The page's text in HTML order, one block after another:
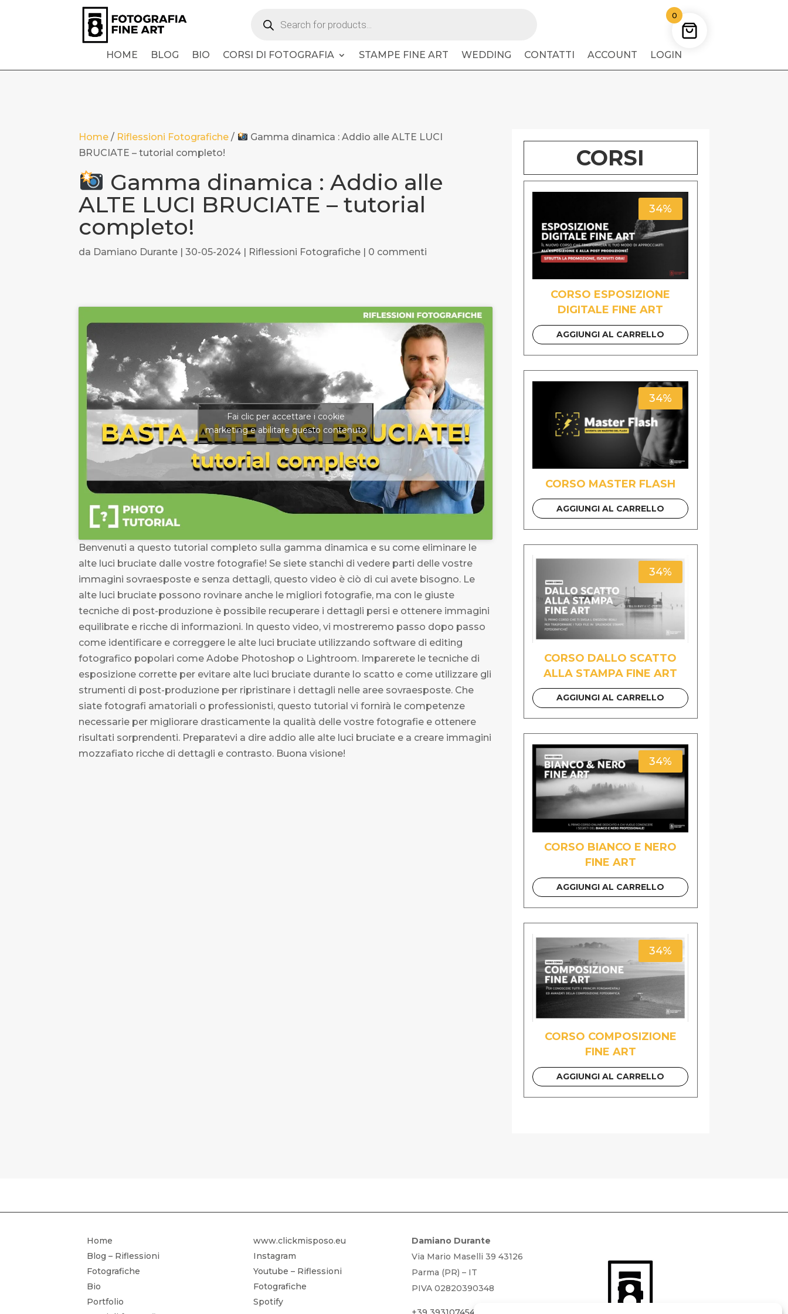
search
HOME BLOG BIO CORSI DI FOTOGRAFIA STAMPE FINE ART WEDDING CONTATTI ACCOUNT LOGIN
Home / Riflessioni Fotografiche /
Gamma dinamica : Addio alle ALTE LUCI
BRUCIATE – tutorial completo!
Gamma dinamica : Addio alle
ALTE LUCI BRUCIATE – tutorial
completo!
da Damiano Durante |30-05-2024 Riflessioni Fotografiche 0 commenti
Fai clic per accettare i cookie
marketing e abilitare questo contenuto
Benvenuti a questo tutorial completo sulla gamma dinamica e su come eliminare le
alte luci bruciate dalle vostre fotografie! Se siete stanchi di vedere parti delle vostre
immagini sovraesposte e senza dettagli, questo video è ciò di cui avete bisogno. Le
alte luci bruciate possono rovinare anche le migliori fotografie, ma con le giuste
tecniche di post-produzione è possibile recuperare i dettagli persi e ottenere immagini
equilibrate e ricche di informazioni. In questo video, vi mostreremo passo dopo passo
come identificare e correggere le alte luci bruciate utilizzando software di editing
fotografico popolari come Adobe Photoshop o Lightroom. Imparerete le tecniche di
esposizione corrette per evitare alte luci bruciate durante lo scatto e come utilizzare gli
strumenti di post-produzione per ripristinare i dettagli nelle aree sovraesposte. Che
siate fotografi amatoriali o professionisti, questo tutorial vi fornirà le competenze
necessarie per migliorare drasticamente la qualità delle vostre fotografie e ottenere
risultati sorprendenti. Preparatevi a dire addio alle alte luci bruciate e a creare immagini
mozzafiato ricche di dettagli e contrasto. Buona visione!
CORSI
34%
CORSO ESPOSIZIONE
DIGITALE FINE ART
AGGIUNGI AL CARRELLO
34%
CORSO MASTER FLASH
AGGIUNGI AL CARRELLO
34%
CORSO DALLO SCATTO
ALLA STAMPA FINE ART
AGGIUNGI AL CARRELLO
34%
CORSO BIANCO E NERO
FINE ART
AGGIUNGI AL CARRELLO
34%
CORSO COMPOSIZIONE
FINE ART
AGGIUNGI AL CARRELLO
Home
Blog – Riflessioni
Fotografiche
Bio
Portfolio
www.clickmisposo.eu
Instagram
Youtube – Riflessioni
Fotografiche
Spotify
Damiano Durante
Via Mario Maselli 39 43126
Parma (PR) – IT
PIVA 02820390348
0